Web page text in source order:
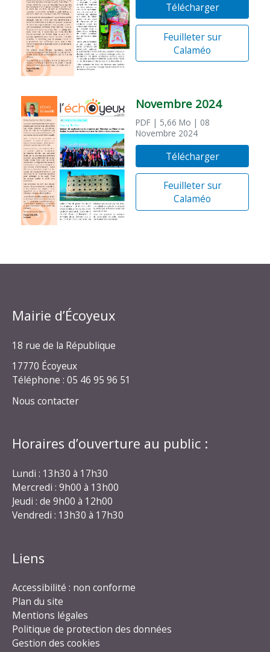
Télécharger
Feuilleter sur
Calaméo
Novembre 2024
PDF | 5,66 Mo | 08
Novembre 2024
Télécharger
Feuilleter sur
Calaméo
Mairie d’Écoyeux
18 rue de la République
17770 Écoyeux
Téléphone : 05 46 95 96 51
Nous contacter
Horaires d’ouverture au public :
Lundi : 13h30 à 17h30
Mercredi : 9h00 à 13h00
Jeudi : de 9h00 à 12h00
Vendredi : 13h30 à 17h30
Liens
Accessibilité : non conforme
Plan du site
Mentions légales
Politique de protection des données
Gestion des cookies